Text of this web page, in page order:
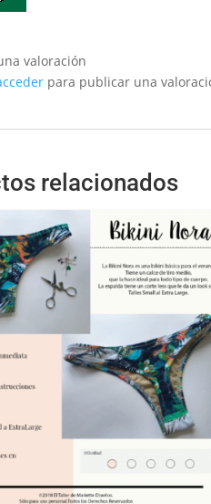
valoración
para publicar una
relacionados